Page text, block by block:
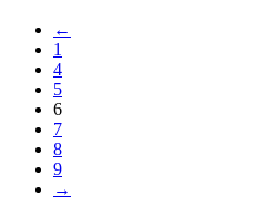
←
1
4
5
6
7
8
9
→